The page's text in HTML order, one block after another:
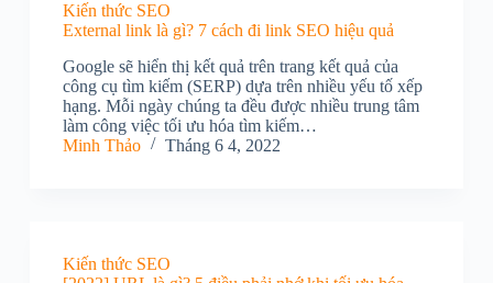
Kiến thức SEO
External link là gì? 7 cách đi link SEO hiệu quả
Google sẽ hiển thị kết quả trên trang kết quả của
công cụ tìm kiếm (SERP) dựa trên nhiều yếu tố xếp
hạng. Mỗi ngày chúng ta đều được nhiều trung tâm
làm công việc tối ưu hóa tìm kiếm…
Minh Thảo
Tháng 6 4, 2022
Kiến thức SEO